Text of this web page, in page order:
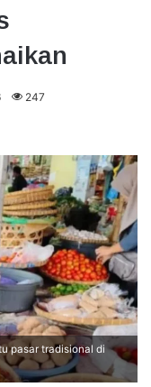
247
pasar tradisional di